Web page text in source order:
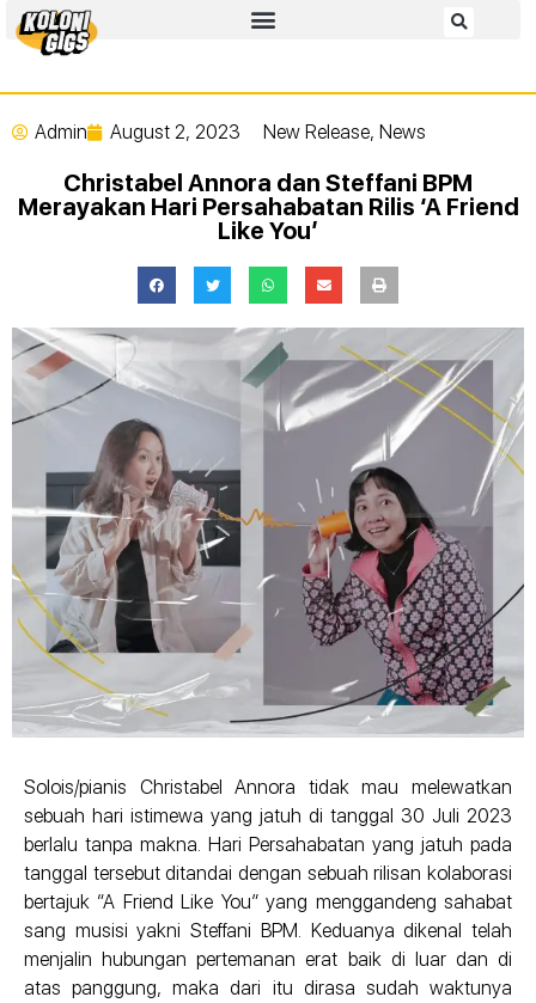
Admin August 2, 2023 New Release, News
Christabel Annora dan Steffani BPM
Merayakan Hari Persahabatan Rilis ‘A Friend
Like You’
Solois/pianis Christabel Annora tidak mau melewatkan
sebuah hari istimewa yang jatuh di tanggal 30 Juli 2023
berlalu tanpa makna. Hari Persahabatan yang jatuh pada
tanggal tersebut ditandai dengan sebuah rilisan kolaborasi
bertajuk “A Friend Like You” yang menggandeng sahabat
sang musisi yakni Steffani BPM. Keduanya dikenal telah
menjalin hubungan pertemanan erat baik di luar dan di
atas panggung, maka dari itu dirasa sudah waktunya